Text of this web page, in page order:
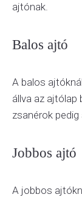
ajtónak.
Balos ajtó
A balos
állva az ajtólap
zsanérok pedig
Jobbos ajtó
A jobbos